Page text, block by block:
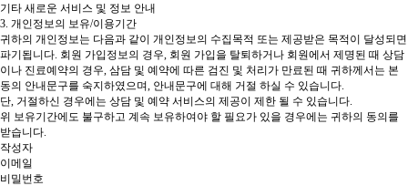
기타 새로운 서비스 및 정보 안내
3. 개인정보의 보유/이용기간
귀하의 개인정보는 다음과 같이 개인정보의 수집목적 또는 제공받은 목적이 달성되면
파기됩니다. 회원 가입정보의 경우, 회원 가입을 탈퇴하거나 회원에서 제명된 때 상담
이나 진료예약의 경우, 삼담 및 예약에 따른 검진 및 처리가 만료된 때 귀하께서는 본
동의 안내문구를 숙지하였으며, 안내문구에 대해 거절 하실 수 있습니다.
단, 거절하신 경우에는 상담 및 예약 서비스의 제공이 제한 될 수 있습니다.
위 보유기간에도 불구하고 계속 보유하여야 할 필요가 있을 경우에는 귀하의 동의를
받습니다.
작성자
이메일
비밀번호